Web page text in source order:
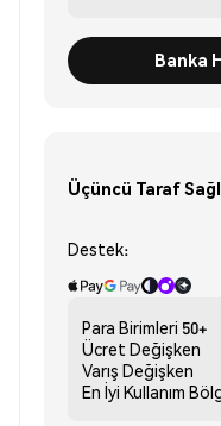
Banka
Üçüncü Taraf
Destek:
Para Birimleri 50+
Ücret Değişken
Varış Değişken
En İyi Kullanım